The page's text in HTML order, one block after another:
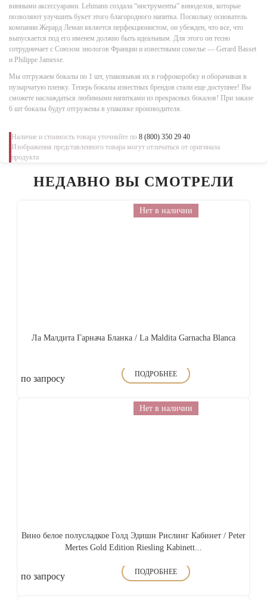
винными аксессуарами. Lehmann создала “инструменты” виноделов, которые
позволяют улучшить букет этого благородного напитка. Поскольку основатель
компании Жерард Леман является перфекционистом, он убежден, что все, что
выпускается под его именем должно быть идеальным. Для этого он тесно
сотрудничает с Союзом энологов Франции и известными сомелье — Gerard Basset
и Philippe Jamesse.
Мы отгружаем бокалы по 1 шт, упаковывая их в гофрокоробку и оборачивая в
пузырчатую пленку. Теперь бокалы известных брендов стали еще доступнее! Вы
сможете наслаждаться любимыми напитками из прекрасных бокалов! При заказе
6 шт бокалы будут отгружены в упаковке производителя.
Наличие и стоимость товара уточняйте по 8 (800) 350 29 40
Изображения представленного товара могут отличаться от оригинала
продукта
НЕДАВНО ВЫ СМОТРЕЛИ
Нет в наличии
Ла Малдита Гарнача Бланка / La Maldita Garnacha Blanca
по запросу ПОДРОБНЕЕ
Нет в наличии
Вино белое полусладкое Голд Эдишн Рислинг Кабинет / Peter
Mertes Gold Edition Riesling Kabinett...
по запросу ПОДРОБНЕЕ